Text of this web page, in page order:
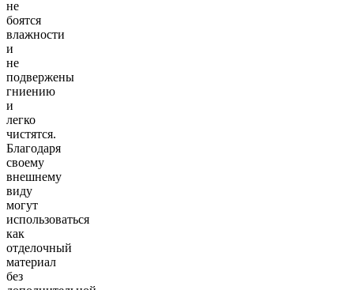
не
боятся
влажности
и
не
подвержены
гниению
и
легко
чистятся.
Благодаря
своему
внешнему
виду
могут
использоваться
как
отделочный
материал
без